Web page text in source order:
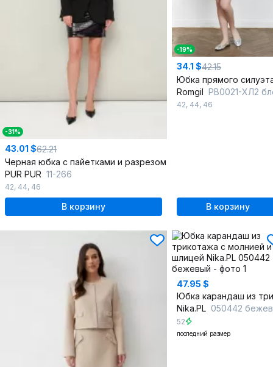
-31%
43.01 $62.21
Черная юбка с пайетками и разрезом
PUR PUR 11-266
42, 44, 46
В корзину
-19%
34.1 $42.15
Romgil РВ0021-ХЛ2 бледно-
42, 44, 46
В корзину
47.95 $
Nika.PL 050442
52
последний размер